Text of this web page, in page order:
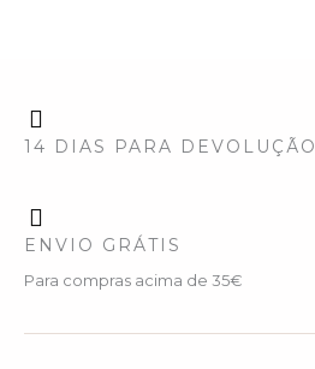
14 DIAS PARA DEVOLUÇÃO
ENVIO GRÁTIS
Para compras acima de 35€